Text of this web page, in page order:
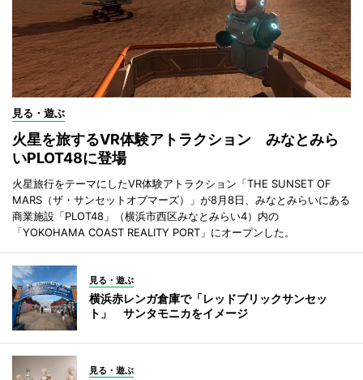
見る・遊ぶ
火星を旅するVR体験アトラクション みなとみら
いPLOT48に登場
火星旅行をテーマにしたVR体験アトラクション「THE SUNSET OF
MARS（ザ・サンセットオブマーズ）」が8月8日、みなとみらいにある
商業施設「PLOT48」（横浜市西区みなとみらい4）内の
「YOKOHAMA COAST REALITY PORT」にオープンした。
見る・遊ぶ
横浜赤レンガ倉庫で「レッドブリックサンセッ
ト」 サンタモニカをイメージ
見る・遊ぶ